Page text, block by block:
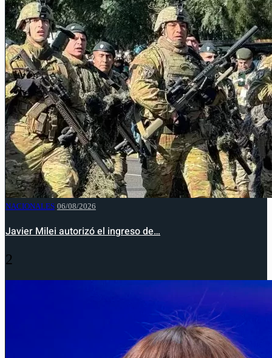
NACIONALES 06/08/2026
Javier Milei autorizó el ingreso de…
2